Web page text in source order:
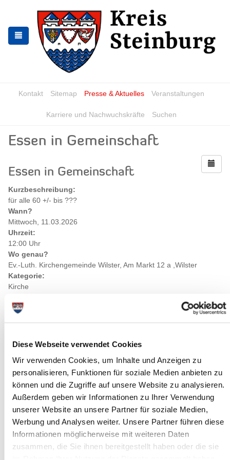
Diese Webseite verwendet Cookies
Wir verwenden Cookies, um Inhalte und Anzeigen zu
personalisieren, Funktionen für soziale Medien anbieten zu
können und die Zugriffe auf unsere Website zu analysieren.
Außerdem geben wir Informationen zu Ihrer Verwendung
unserer Website an unsere Partner für soziale Medien,
Werbung und Analysen weiter. Unsere Partner führen diese
Informationen möglicherweise mit weiteren Daten
zusammen, die Sie ihnen bereitgestellt haben oder die sie
springen
springen
Kontakt Sitemap Presse & Aktuelles Veranstaltungen
Karriere und Nachwuchskräfte Suchen
Essen in Gemeinschaft
Essen in Gemeinschaft
Kurzbeschreibung:
für alle 60 +/- bis ???
Wann?
Mittwoch, 11.03.2026
Uhrzeit:
12:00 Uhr
Wo genau?
Ev.-Luth. Kirchengemeinde Wilster, Am Markt 12 a ,Wilster
Kategorie:
Kirche